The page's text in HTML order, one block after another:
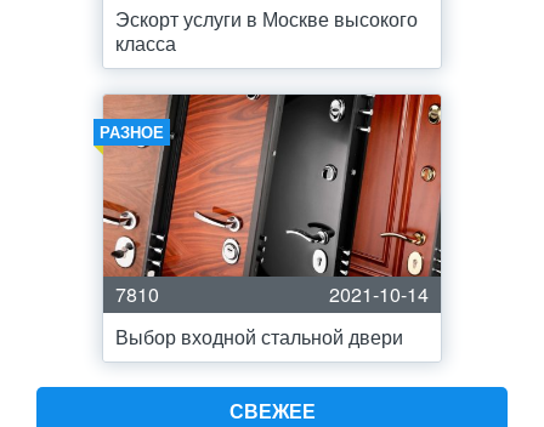
Эскорт услуги в Москве высокого
класса
РАЗНОЕ
7810
2021-10-14
Выбор входной стальной двери
СВЕЖЕЕ